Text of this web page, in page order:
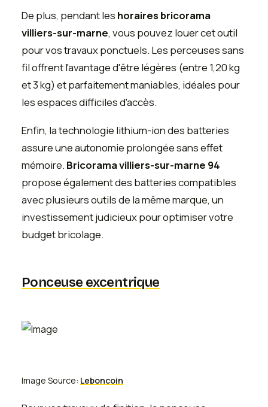
De plus, pendant les horaires bricorama
villiers-sur-marne, vous pouvez louer cet outil
pour vos travaux ponctuels. Les perceuses sans
fil offrent l'avantage d'être légères (entre 1,20 kg
et 3 kg) et parfaitement maniables, idéales pour
les espaces difficiles d'accès.
Enfin, la technologie lithium-ion des batteries
assure une autonomie prolongée sans effet
mémoire. Bricorama villiers-sur-marne 94
propose également des batteries compatibles
avec plusieurs outils de la même marque, un
investissement judicieux pour optimiser votre
budget bricolage.
Ponceuse excentrique
Image Source: Leboncoin